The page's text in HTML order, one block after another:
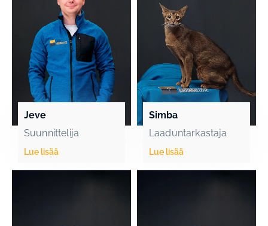
Jeve
Suunnittelija
Lue lisää
Simba
Laaduntarkastaja
Lue lisää